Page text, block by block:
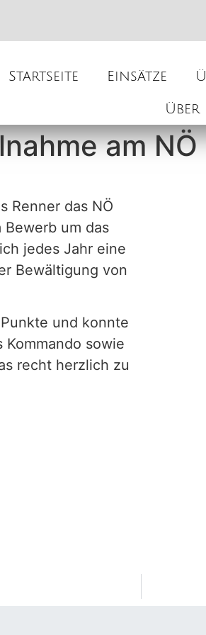
Startseite Einsätze
Über
am
Renner das NÖ
um das
jedes Jahr eine
Bewältigung von
und konnte
sowie
recht herzlich zu